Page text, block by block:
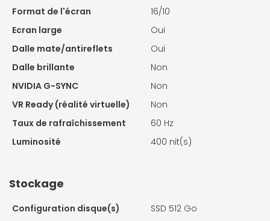
Format de l'écran
16/10
Ecran large
Oui
Dalle mate/antireflets
Oui
Dalle brillante
Non
NVIDIA G-SYNC
Non
VR Ready (réalité virtuelle)
Non
Taux de rafraîchissement
60 Hz
Luminosité
400 nit(s)
Stockage
Configuration disque(s) SSD 512 Go